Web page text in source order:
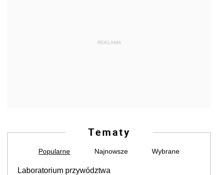
REKLAMA
Tematy
Popularne Najnowsze Wybrane
Laboratorium przywództwa